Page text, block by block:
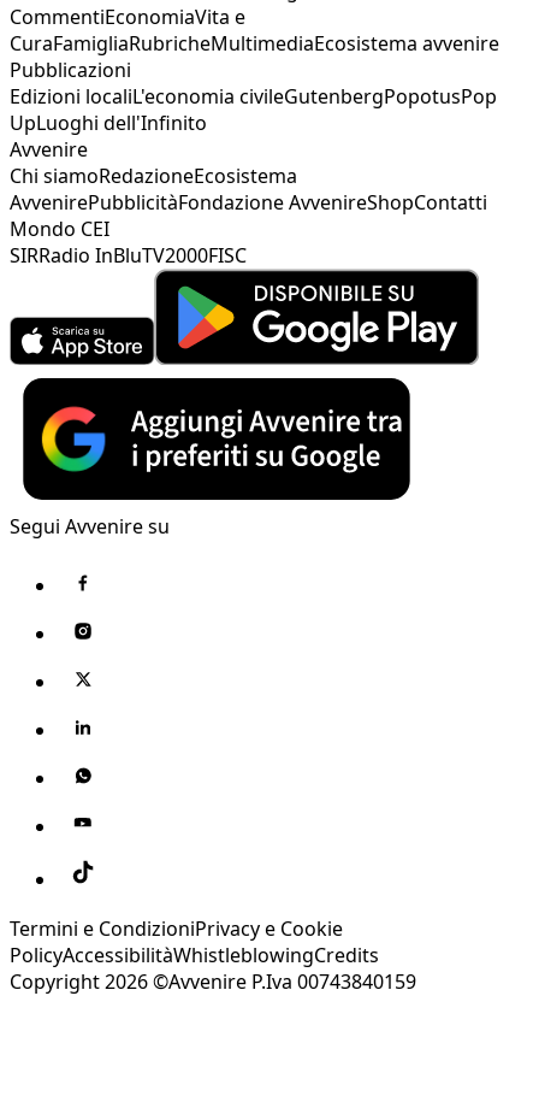
CommentiEconomiaVita e
CuraFamigliaRubricheMultimediaEcosistema avvenire
Pubblicazioni
Edizioni localiL'economia civileGutenbergPopotusPop
UpLuoghi dell'Infinito
Avvenire
Chi siamoRedazioneEcosistema
AvvenirePubblicitàFondazione AvvenireShopContatti
Mondo CEI
SIRRadio InBluTV2000FISC
Segui Avvenire su
Termini e CondizioniPrivacy e Cookie
PolicyAccessibilitàWhistleblowingCredits
Copyright 2026 ©Avvenire P.Iva 00743840159